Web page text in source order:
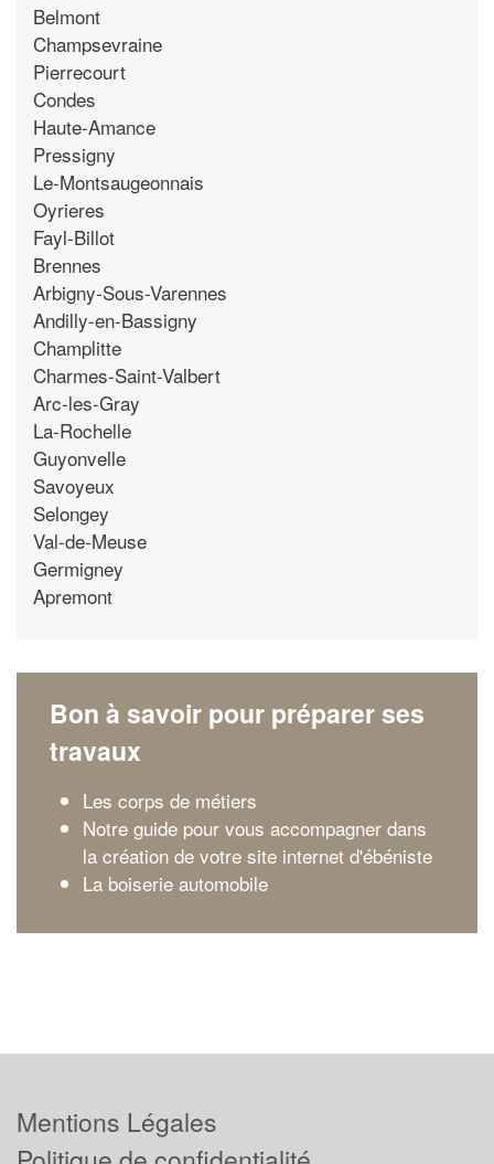
Belmont
Champsevraine
Pierrecourt
Condes
Haute-Amance
Pressigny
Le-Montsaugeonnais
Oyrieres
Fayl-Billot
Brennes
Arbigny-Sous-Varennes
Andilly-en-Bassigny
Champlitte
Charmes-Saint-Valbert
Arc-les-Gray
La-Rochelle
Guyonvelle
Savoyeux
Selongey
Val-de-Meuse
Germigney
Apremont
Bon à savoir pour préparer ses
travaux
Les corps de métiers
Notre guide pour vous accompagner dans
la création de votre site internet d'ébéniste
La boiserie automobile
Mentions Légales